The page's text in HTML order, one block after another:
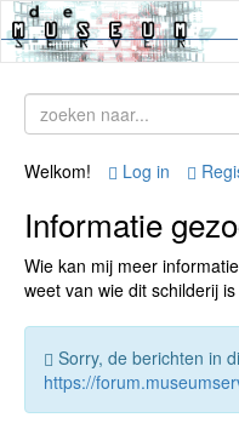
Welkom! Log in
Informatie
Wie kan mij meer
weet van wie dit schilderij
Sorry, de berichten in
https://